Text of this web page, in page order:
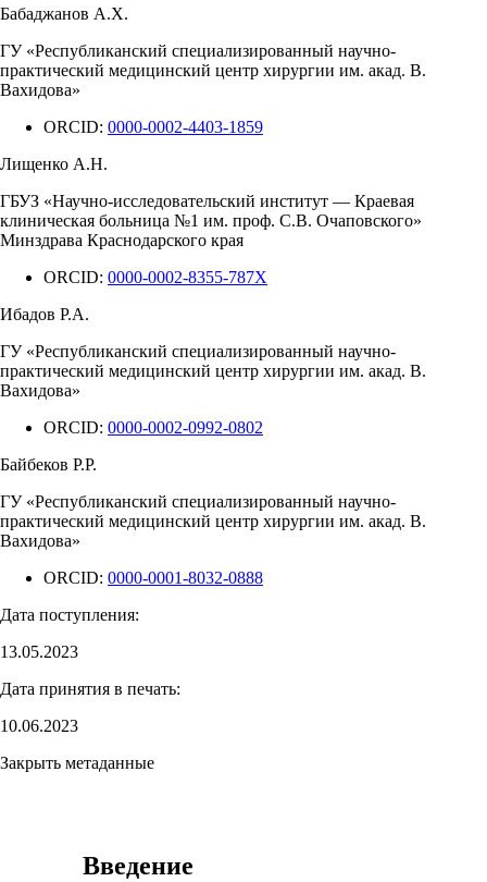
Бабаджанов А.Х.
ГУ «Республиканский специализированный научно-
практический медицинский центр хирургии им. акад. В.
Вахидова»
ORCID: 0000-0002-4403-1859
Лищенко А.Н.
ГБУЗ «Научно-исследовательский институт — Краевая
клиническая больница №1 им. проф. С.В. Очаповского»
Минздрава Краснодарского края
ORCID: 0000-0002-8355-787X
Ибадов Р.А.
ГУ «Республиканский специализированный научно-
практический медицинский центр хирургии им. акад. В.
Вахидова»
ORCID: 0000-0002-0992-0802
Байбеков Р.Р.
ГУ «Республиканский специализированный научно-
практический медицинский центр хирургии им. акад. В.
Вахидова»
ORCID: 0000-0001-8032-0888
Дата поступления:
13.05.2023
Дата принятия в печать:
10.06.2023
Закрыть метаданные
Введение